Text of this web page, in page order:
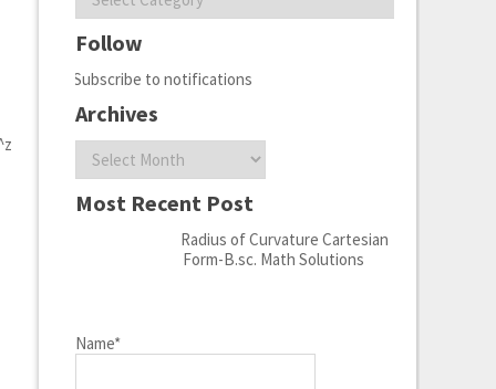
Follow
Subscribe to notifications
Archives
Archives
Most Recent Post
Radius of Curvature Cartesian
Form-B.sc. Math Solutions
Name*